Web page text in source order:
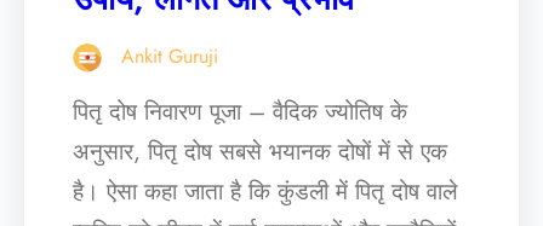
Ankit Guruji
पितृ दोष निवारण पूजा – वैदिक ज्योतिष के
अनुसार, पितृ दोष सबसे भयानक दोषों में से एक
है। ऐसा कहा जाता है कि कुंडली में पितृ दोष वाले